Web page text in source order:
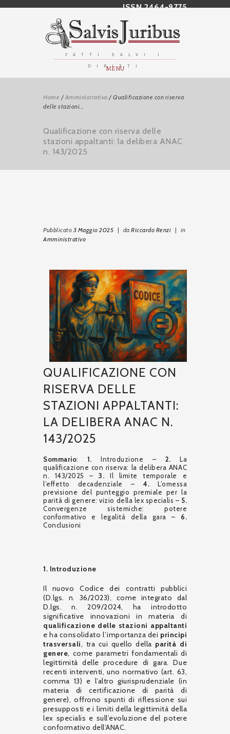
ISSN 2464-9775
FATTI SALVI I
DIRITTI
MENU
Home /Amministrativo /Qualificazione con riserva
delle stazioni...
Qualificazione con riserva delle
stazioni appaltanti: la delibera ANAC
n. 143/2025
Pubblicato3 Maggio 2025 | da Riccardo Renzi | in
Amministrativo
QUALIFICAZIONE CON
RISERVA DELLE
STAZIONI APPALTANTI:
LA DELIBERA ANAC N.
143/2025
Sommario: 1. Introduzione – 2. La
qualificazione con riserva: la delibera ANAC
n. 143/2025 –3. Il limite temporale e
l’effetto decadenziale – 4. L’omessa
previsione del punteggio premiale per la
parità di genere: vizio della lex specialis – 5.
Convergenze sistemiche: potere
conformativo e legalità della gara – 6.
Conclusioni
1. Introduzione
Il nuovo Codice dei contratti pubblici
(D.lgs. n. 36/2023), come integrato dal
D.lgs. n. 209/2024, ha introdotto
significative innovazioni in materia di
qualificazione delle stazioni appaltanti
e ha consolidato l’importanza dei principi
trasversali, tra cui quello della parità di
genere, come parametri fondamentali di
legittimità delle procedure di gara. Due
recenti interventi, uno normativo (art. 63,
comma 13) e l’altro giurisprudenziale (in
materia di certificazione di parità di
genere), offrono spunti di riflessione sui
presupposti e i limiti della legittimità della
lex specialis e sull’evoluzione del potere
conformativo dell’ANAC.